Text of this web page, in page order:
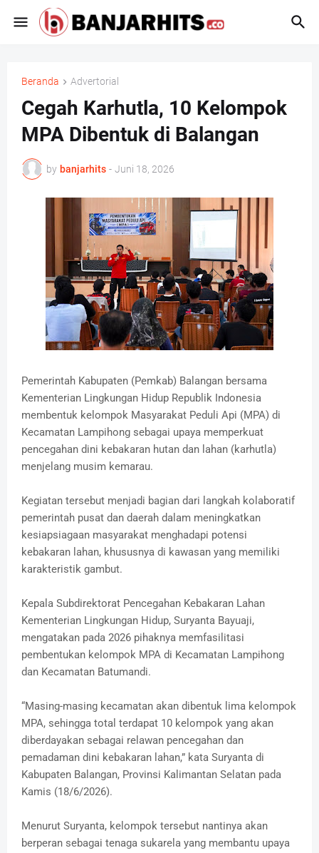
Beranda Advertorial
Cegah Karhutla, 10 Kelompok
MPA Dibentuk di Balangan
by banjarhits - Juni 18, 2026
Pemerintah Kabupaten (Pemkab) Balangan bersama
Kementerian Lingkungan Hidup Republik Indonesia
membentuk kelompok Masyarakat Peduli Api (MPA) di
Kecamatan Lampihong sebagai upaya memperkuat
pencegahan dini kebakaran hutan dan lahan (karhutla)
menjelang musim kemarau.
Kegiatan tersebut menjadi bagian dari langkah kolaboratif
pemerintah pusat dan daerah dalam meningkatkan
kesiapsiagaan masyarakat menghadapi potensi
kebakaran lahan, khususnya di kawasan yang memiliki
karakteristik gambut.
Kepala Subdirektorat Pencegahan Kebakaran Lahan
Kementerian Lingkungan Hidup, Suryanta Bayuaji,
mengatakan pada 2026 pihaknya memfasilitasi
pembentukan kelompok MPA di Kecamatan Lampihong
dan Kecamatan Batumandi.
“Masing-masing kecamatan akan dibentuk lima kelompok
MPA, sehingga total terdapat 10 kelompok yang akan
diberdayakan sebagai relawan pencegahan dan
pemadaman dini kebakaran lahan,” kata Suryanta di
Kabupaten Balangan, Provinsi Kalimantan Selatan pada
Kamis (18/6/2026).
Menurut Suryanta, kelompok tersebut nantinya akan
berperan sebagai tenaga sukarela yang membantu upaya